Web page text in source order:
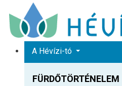
+36 83 540 131
A Hévízi-tó
FÜRDŐTÖRTÉNELEM